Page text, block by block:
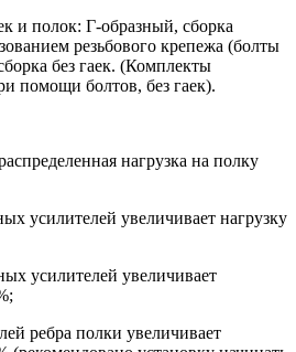
и полок: Г-образный, сборка
резьбового крепежа (болты
без гаек. (Комплекты
помощи болтов, без гаек).
нагрузка на полку
усилителей увеличивает нагрузку
усилителей увеличивает
ребра полки увеличивает